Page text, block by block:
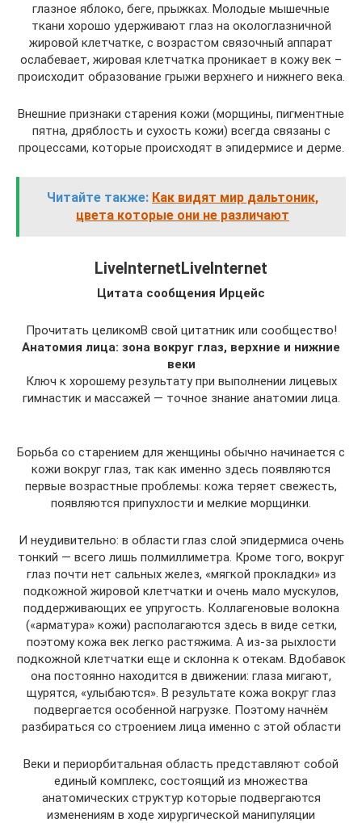
глазное яблоко, беге, прыжках. Молодые мышечные
ткани хорошо удерживают глаз на окологлазничной
жировой клетчатке, с возрастом связочный аппарат
ослабевает, жировая клетчатка проникает в кожу век –
происходит образование грыжи верхнего и нижнего века.
Внешние признаки старения кожи (морщины, пигментные
пятна, дряблость и сухость кожи) всегда связаны с
процессами, которые происходят в эпидермисе и дерме.
Читайте также: Как видят мир дальтоник,
цвета которые они не различают
LiveInternetLiveInternet
Цитата сообщения Ирцейс
Прочитать целикомВ свой цитатник или сообщество!
Анатомия лица: зона вокруг глаз, верхние и нижние
веки
Ключ к хорошему результату при выполнении лицевых
гимнастик и массажей — точное знание анатомии лица.
Борьба со старением для женщины обычно начинается с
кожи вокруг глаз, так как именно здесь появляются
первые возрастные проблемы: кожа теряет свежесть,
появляются припухлости и мелкие морщинки.
И неудивительно: в области глаз слой эпидермиса очень
тонкий — всего лишь полмиллиметра. Кроме того, вокруг
глаз почти нет сальных желез, «мягкой прокладки» из
подкожной жировой клетчатки и очень мало мускулов,
поддерживающих ее упругость. Коллагеновые волокна
(«арматура» кожи) располагаются здесь в виде сетки,
поэтому кожа век легко растяжима. А из-за рыхлости
подкожной клетчатки еще и склонна к отекам. Вдобавок
она постоянно находится в движении: глаза мигают,
щурятся, «улыбаются». В результате кожа вокруг глаз
подвергается особенной нагрузке. Поэтому начнём
разбираться со строением лица именно с этой области
Веки и периорбитальная область представляют собой
единый комплекс, состоящий из множества
анатомических структур которые подвергаются
изменениям в ходе хирургической манипуляции